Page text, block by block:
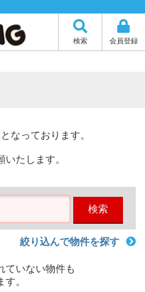
検索 会員登録
なっております。
たします。
検索
絞り込んで物件を探す
ていない物件も
。